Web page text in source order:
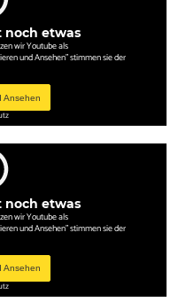
noch etwas
wir Youtube als
und Ansehen" stimmen sie der
Ansehen
noch etwas
wir Youtube als
und Ansehen" stimmen sie der
Ansehen